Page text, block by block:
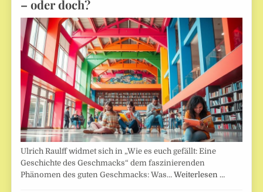
– oder doch?
Ulrich Raulff widmet sich in „Wie es euch gefällt: Eine
Geschichte des Geschmacks“ dem faszinierenden
Phänomen des guten Geschmacks: Was…Weiterlesen …